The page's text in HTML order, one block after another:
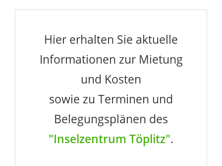
Hier erhalten Sie aktuelle
Informationen zur Mietung
und Kosten
sowie zu Terminen und
Belegungsplänen des
"Inselzentrum Töplitz".